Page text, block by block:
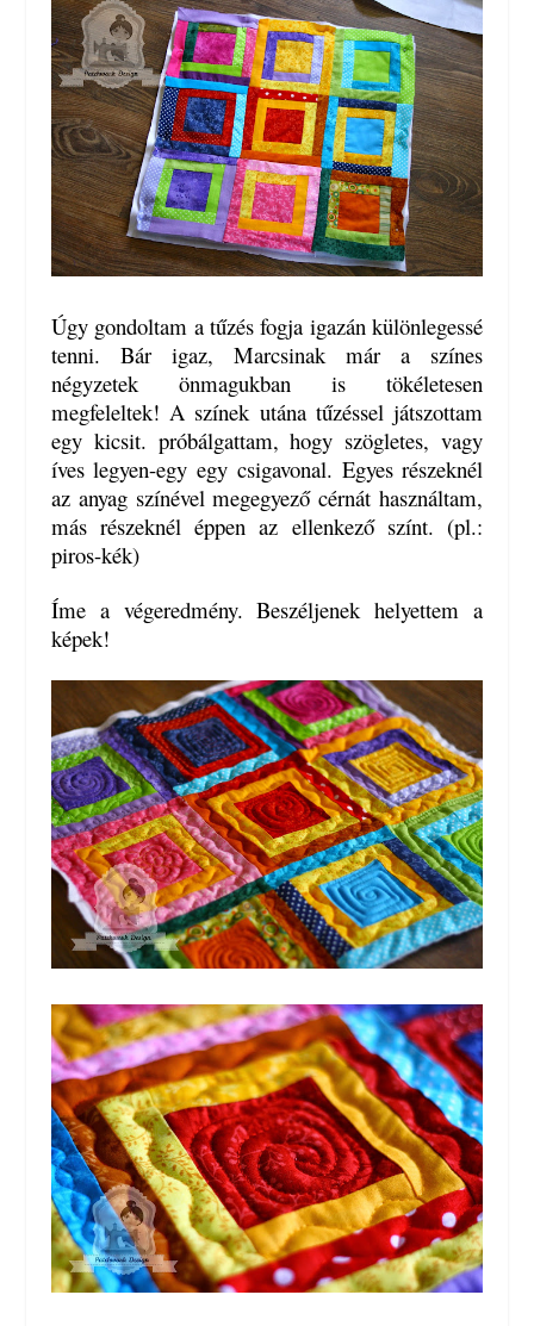
Úgy gondoltam a tűzés fogja igazán különlegessé
tenni. Bár igaz, Marcsinak már a színes
négyzetek önmagukban is tökéletesen
megfeleltek! A színek utána tűzéssel játszottam
egy kicsit. próbálgattam, hogy szögletes, vagy
íves legyen-egy egy csigavonal. Egyes részeknél
az anyag színével megegyező cérnát használtam,
más részeknél éppen az ellenkező színt. (pl.:
piros-kék)
Íme a végeredmény. Beszéljenek helyettem a
képek!